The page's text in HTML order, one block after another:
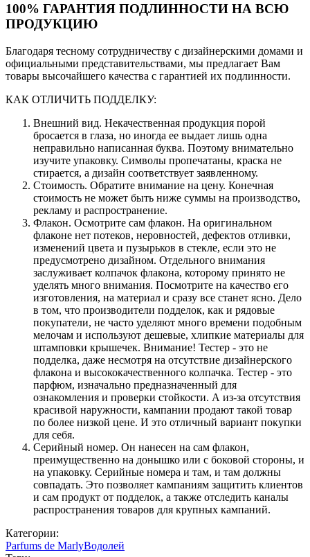
100% ГАРАНТИЯ ПОДЛИННОСТИ НА ВСЮ
ПРОДУКЦИЮ
Благодаря тесному сотрудничеству с дизайнерскими домами и
официальными представительствами, мы предлагает Вам
товары высочайшего качества с гарантией их подлинности.
КАК ОТЛИЧИТЬ ПОДДЕЛКУ:
Внешний вид. Некачественная продукция порой
бросается в глаза, но иногда ее выдает лишь одна
неправильно написанная буква. Поэтому внимательно
изучите упаковку. Символы пропечатаны, краска не
стирается, а дизайн соответствует заявленному.
Стоимость. Обратите внимание на цену. Конечная
стоимость не может быть ниже суммы на производство,
рекламу и распространение.
Флакон. Осмотрите сам флакон. На оригинальном
флаконе нет потеков, неровностей, дефектов отливки,
изменений цвета и пузырьков в стекле, если это не
предусмотрено дизайном. Отдельного внимания
заслуживает колпачок флакона, которому принято не
уделять много внимания. Посмотрите на качество его
изготовления, на материал и сразу все станет ясно. Дело
в том, что производители подделок, как и рядовые
покупатели, не часто уделяют много времени подобным
мелочам и используют дешевые, хлипкие материалы для
штамповки крышечек. Внимание! Тестер - это не
подделка, даже несмотря на отсутствие дизайнерского
флакона и высококачественного колпачка. Тестер - это
парфюм, изначально предназначенный для
ознакомления и проверки стойкости. А из-за отсутствия
красивой наружности, кампании продают такой товар
по более низкой цене. И это отличный вариант покупки
для себя.
Серийный номер. Он нанесен на сам флакон,
преимущественно на донышко или с боковой стороны, и
на упаковку. Серийные номера и там, и там должны
совпадать. Это позволяет кампаниям защитить клиентов
и сам продукт от подделок, а также отследить каналы
распространения товаров для крупных кампаний.
Категории:
Parfums de MarlyВодолей